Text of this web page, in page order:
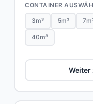
CONTAINER
3m³ 5m³
40m³
Weiter